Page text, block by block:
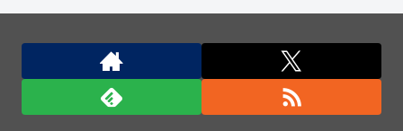
【動画】自動ドアの仕組みを理解した富山のツバメが